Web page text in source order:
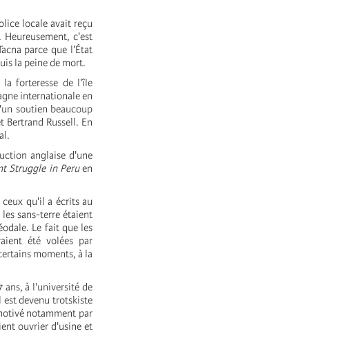
locale avait reçu
c'est
parce que l'État
la peine de mort.
forteresse de l'île
internationale en
soutien beaucoup
Bertrand Russell. En
anglaise d'une
Struggle in Peruen
qu'il a écrits au
sans-terre étaient
Le fait que les
été volées par
moments, à la
ans, à l'université de
est devenu trotskiste
notamment par
ouvrier d'usine et